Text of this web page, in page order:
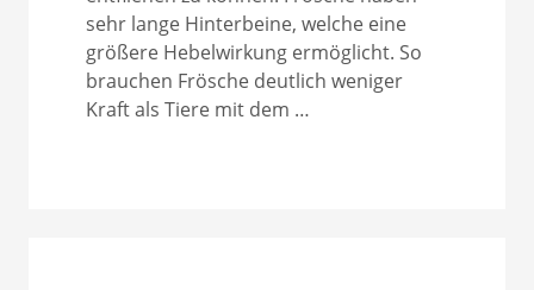
sehr lange Hinterbeine, welche eine
größere Hebelwirkung ermöglicht. So
brauchen Frösche deutlich weniger
Kraft als Tiere mit dem …